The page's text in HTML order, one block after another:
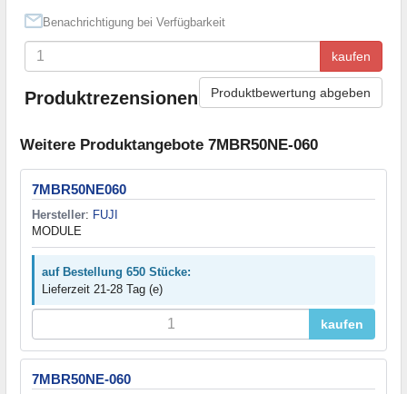
Benachrichtigung bei Verfügbarkeit
kaufen
Produktrezensionen Produktbewertung abgeben
Weitere Produktangebote 7MBR50NE-060
7MBR50NE060
Hersteller: FUJI
MODULE
auf Bestellung 650 Stücke:
Lieferzeit 21-28 Tag (e)
kaufen
7MBR50NE-060